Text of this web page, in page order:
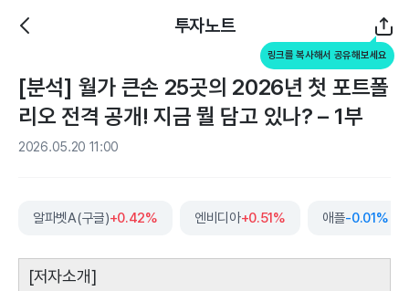
투자노트
링크를 복사해서 공유해보세요
[분석] 월가 큰손 25곳의 2026년 첫 포트폴
리오 전격 공개! 지금 뭘 담고 있나? – 1부
2026.05.20 11:00
알파벳A(구글)+0.42% 엔비디아+0.51% 애플-0.01%
[저자소개]